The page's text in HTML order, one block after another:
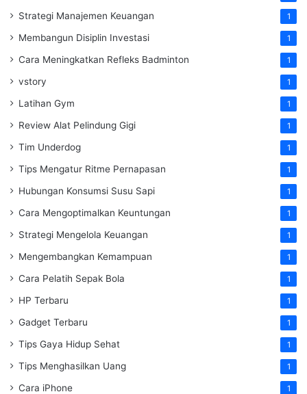
Strategi Manajemen Keuangan 1
Membangun Disiplin Investasi 1
Cara Meningkatkan Refleks Badminton 1
vstory 1
Latihan Gym 1
Review Alat Pelindung Gigi 1
Tim Underdog 1
Tips Mengatur Ritme Pernapasan 1
Hubungan Konsumsi Susu Sapi 1
Cara Mengoptimalkan Keuntungan 1
Strategi Mengelola Keuangan 1
Mengembangkan Kemampuan 1
Cara Pelatih Sepak Bola 1
HP Terbaru 1
Gadget Terbaru 1
Tips Gaya Hidup Sehat 1
Tips Menghasilkan Uang 1
Cara iPhone 1